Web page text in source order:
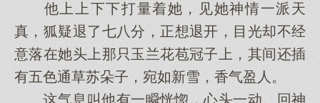
他上上下下打量着她，见她神情一派天
真，狐疑退了七八分，正想退开，目光却不经
意落在她头上那只玉兰花苞冠子上，其间还插
有五色通草苏朵子，宛如新雪，香气盈人。
这气息叫他有一瞬恍惚，心头一动。回神